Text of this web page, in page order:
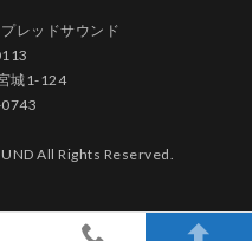
城1-124
All Rights Reserved.